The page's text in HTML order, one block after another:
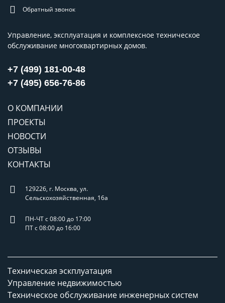
Обратный звонок
Управление, эксплуатация и комплексное техническое
обслуживание многоквартирных домов.
+7 (499) 181-00-48
+7 (495) 656-76-86
О КОМПАНИИ
ПРОЕКТЫ
НОВОСТИ
ОТЗЫВЫ
КОНТАКТЫ
129226, г. Москва, ул.
Сельскохозяйственная, 16а
ПН-ЧТ с 08:00 до 17:00
ПТ с 08:00 до 16:00
Техническая эскплуатация
Управление недвижимостью
Техническое обслуживание инженерных систем